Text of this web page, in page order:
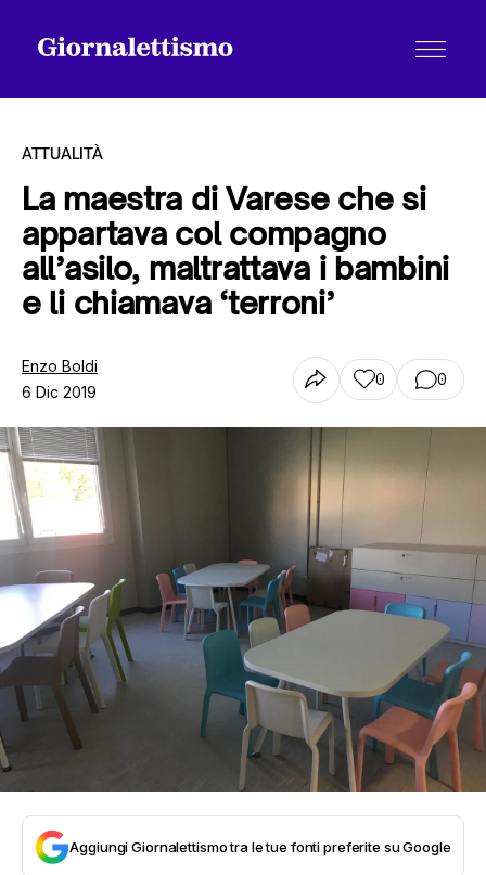
Tutti gli articoli
ATTUALITÀ
La maestra di Varese che si
appartava col compagno
all’asilo, maltrattava i bambini
e li chiamava ‘terroni’
Enzo Boldi
6 Dic 2019
0 0
Aggiungi Giornalettismo tra le tue fonti preferite su Google